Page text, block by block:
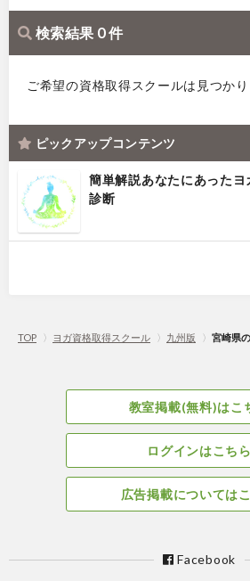
検索結果 0 件
ご希望の資格取得スクールは見つかり
ピックアップコンテンツ
簡単解説あなたにあった
診断
TOP 〉 ヨガ資格取得スクール 〉 九州版 〉 宮崎県
教室掲載(無料)はこ
ログインはこちら
広告掲載については
Facebook